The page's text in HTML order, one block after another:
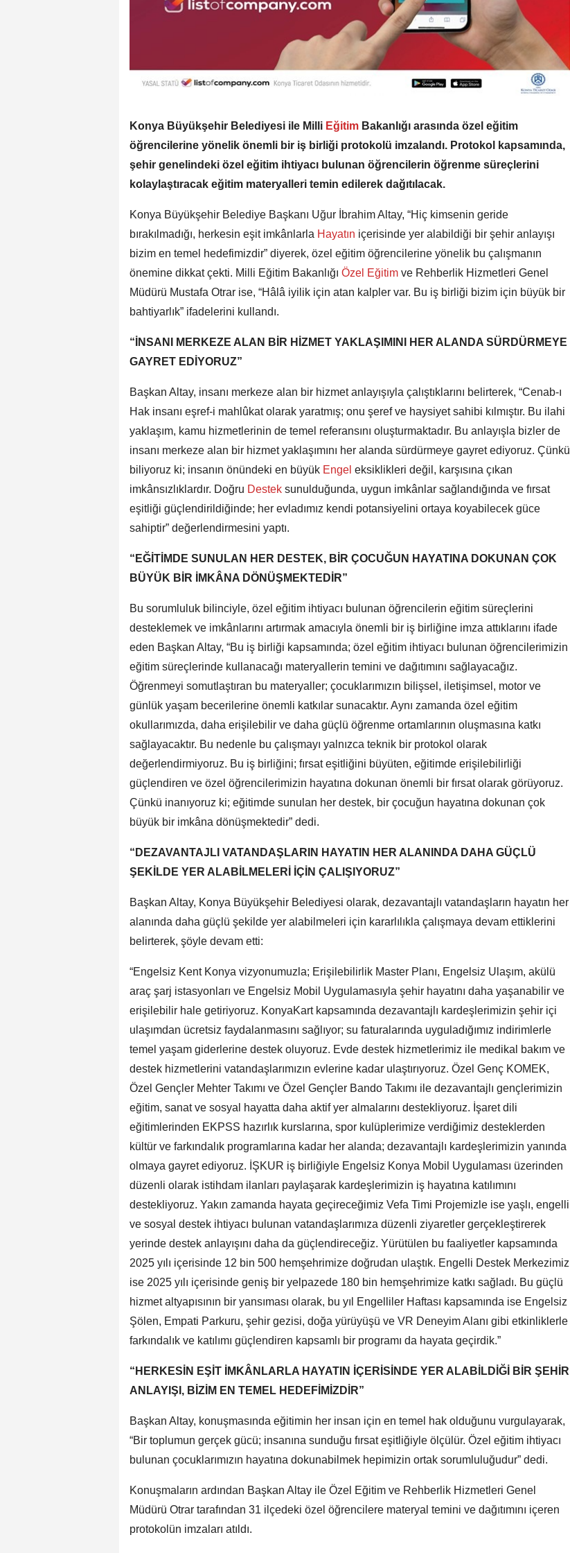
Konya Büyükşehir Belediyesi ile Milli Eğitim Bakanlığı arasında özel eğitim
öğrencilerine yönelik önemli bir iş birliği protokolü imzalandı. Protokol kapsamında,
şehir genelindeki özel eğitim ihtiyacı bulunan öğrencilerin öğrenme süreçlerini
kolaylaştıracak eğitim materyalleri temin edilerek dağıtılacak.
Konya Büyükşehir Belediye Başkanı Uğur İbrahim Altay, “Hiç kimsenin geride
bırakılmadığı, herkesin eşit imkânlarla Hayatın içerisinde yer alabildiği bir şehir anlayışı
bizim en temel hedefimizdir” diyerek, özel eğitim öğrencilerine yönelik bu çalışmanın
önemine dikkat çekti. Milli Eğitim Bakanlığı Özel Eğitim ve Rehberlik Hizmetleri Genel
Müdürü Mustafa Otrar ise, “Hâlâ iyilik için atan kalpler var. Bu iş birliği bizim için büyük bir
bahtiyarlık” ifadelerini kullandı.
“İNSANI MERKEZE ALAN BİR HİZMET YAKLAŞIMINI HER ALANDA SÜRDÜRMEYE
GAYRET EDİYORUZ”
Başkan Altay, insanı merkeze alan bir hizmet anlayışıyla çalıştıklarını belirterek, “Cenab-ı
Hak insanı eşref-i mahlûkat olarak yaratmış; onu şeref ve haysiyet sahibi kılmıştır. Bu ilahi
yaklaşım, kamu hizmetlerinin de temel referansını oluşturmaktadır. Bu anlayışla bizler de
insanı merkeze alan bir hizmet yaklaşımını her alanda sürdürmeye gayret ediyoruz. Çünkü
biliyoruz ki; insanın önündeki en büyük Engel eksiklikleri değil, karşısına çıkan
imkânsızlıklardır. Doğru Destek sunulduğunda, uygun imkânlar sağlandığında ve fırsat
eşitliği güçlendirildiğinde; her evladımız kendi potansiyelini ortaya koyabilecek güce
sahiptir” değerlendirmesini yaptı.
“EĞİTİMDE SUNULAN HER DESTEK, BİR ÇOCUĞUN HAYATINA DOKUNAN ÇOK
BÜYÜK BİR İMKÂNA DÖNÜŞMEKTEDİR”
Bu sorumluluk bilinciyle, özel eğitim ihtiyacı bulunan öğrencilerin eğitim süreçlerini
desteklemek ve imkânlarını artırmak amacıyla önemli bir iş birliğine imza attıklarını ifade
eden Başkan Altay, “Bu iş birliği kapsamında; özel eğitim ihtiyacı bulunan öğrencilerimizin
eğitim süreçlerinde kullanacağı materyallerin temini ve dağıtımını sağlayacağız.
Öğrenmeyi somutlaştıran bu materyaller; çocuklarımızın bilişsel, iletişimsel, motor ve
günlük yaşam becerilerine önemli katkılar sunacaktır. Aynı zamanda özel eğitim
okullarımızda, daha erişilebilir ve daha güçlü öğrenme ortamlarının oluşmasına katkı
sağlayacaktır. Bu nedenle bu çalışmayı yalnızca teknik bir protokol olarak
değerlendirmiyoruz. Bu iş birliğini; fırsat eşitliğini büyüten, eğitimde erişilebilirliği
güçlendiren ve özel öğrencilerimizin hayatına dokunan önemli bir fırsat olarak görüyoruz.
Çünkü inanıyoruz ki; eğitimde sunulan her destek, bir çocuğun hayatına dokunan çok
büyük bir imkâna dönüşmektedir” dedi.
“DEZAVANTAJLI VATANDAŞLARIN HAYATIN HER ALANINDA DAHA GÜÇLÜ
ŞEKİLDE YER ALABİLMELERİ İÇİN ÇALIŞIYORUZ”
Başkan Altay, Konya Büyükşehir Belediyesi olarak, dezavantajlı vatandaşların hayatın her
alanında daha güçlü şekilde yer alabilmeleri için kararlılıkla çalışmaya devam ettiklerini
belirterek, şöyle devam etti:
“Engelsiz Kent Konya vizyonumuzla; Erişilebilirlik Master Planı, Engelsiz Ulaşım, akülü
araç şarj istasyonları ve Engelsiz Mobil Uygulamasıyla şehir hayatını daha yaşanabilir ve
erişilebilir hale getiriyoruz. KonyaKart kapsamında dezavantajlı kardeşlerimizin şehir içi
ulaşımdan ücretsiz faydalanmasını sağlıyor; su faturalarında uyguladığımız indirimlerle
temel yaşam giderlerine destek oluyoruz. Evde destek hizmetlerimiz ile medikal bakım ve
destek hizmetlerini vatandaşlarımızın evlerine kadar ulaştırıyoruz. Özel Genç KOMEK,
Özel Gençler Mehter Takımı ve Özel Gençler Bando Takımı ile dezavantajlı gençlerimizin
eğitim, sanat ve sosyal hayatta daha aktif yer almalarını destekliyoruz. İşaret dili
eğitimlerinden EKPSS hazırlık kurslarına, spor kulüplerimize verdiğimiz desteklerden
kültür ve farkındalık programlarına kadar her alanda; dezavantajlı kardeşlerimizin yanında
olmaya gayret ediyoruz. İŞKUR iş birliğiyle Engelsiz Konya Mobil Uygulaması üzerinden
düzenli olarak istihdam ilanları paylaşarak kardeşlerimizin iş hayatına katılımını
destekliyoruz. Yakın zamanda hayata geçireceğimiz Vefa Timi Projemizle ise yaşlı, engelli
ve sosyal destek ihtiyacı bulunan vatandaşlarımıza düzenli ziyaretler gerçekleştirerek
yerinde destek anlayışını daha da güçlendireceğiz. Yürütülen bu faaliyetler kapsamında
2025 yılı içerisinde 12 bin 500 hemşehrimize doğrudan ulaştık. Engelli Destek Merkezimiz
ise 2025 yılı içerisinde geniş bir yelpazede 180 bin hemşehrimize katkı sağladı. Bu güçlü
hizmet altyapısının bir yansıması olarak, bu yıl Engelliler Haftası kapsamında ise Engelsiz
Şölen, Empati Parkuru, şehir gezisi, doğa yürüyüşü ve VR Deneyim Alanı gibi etkinliklerle
farkındalık ve katılımı güçlendiren kapsamlı bir programı da hayata geçirdik.”
“HERKESİN EŞİT İMKÂNLARLA HAYATIN İÇERİSİNDE YER ALABİLDİĞİ BİR ŞEHİR
ANLAYIŞI, BİZİM EN TEMEL HEDEFİMİZDİR”
Başkan Altay, konuşmasında eğitimin her insan için en temel hak olduğunu vurgulayarak,
“Bir toplumun gerçek gücü; insanına sunduğu fırsat eşitliğiyle ölçülür. Özel eğitim ihtiyacı
bulunan çocuklarımızın hayatına dokunabilmek hepimizin ortak sorumluluğudur” dedi.
Konuşmaların ardından Başkan Altay ile Özel Eğitim ve Rehberlik Hizmetleri Genel
Müdürü Otrar tarafından 31 ilçedeki özel öğrencilere materyal temini ve dağıtımını içeren
protokolün imzaları atıldı.